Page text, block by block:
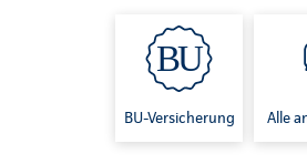
BU-Versicherung Alle